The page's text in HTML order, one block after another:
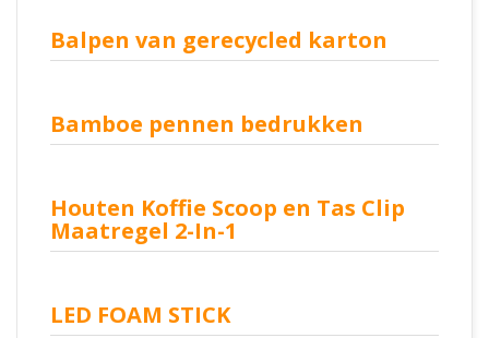
Balpen van gerecycled karton
Bamboe pennen bedrukken
Houten Koffie Scoop en Tas Clip
Maatregel 2-In-1
LED FOAM STICK